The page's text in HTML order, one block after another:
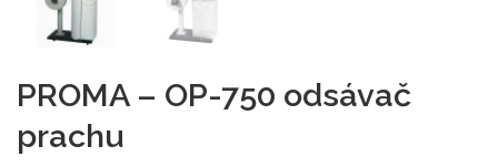
PROMA – OP-750 odsávač
prachu